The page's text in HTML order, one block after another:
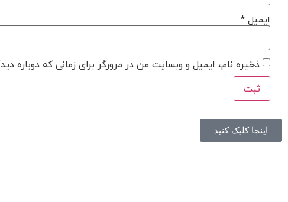
ایمیل*
ذخیره نام، ایمیل و وبسایت من در مرورگر برای زمانی که دوباره
اینجا کلیک کنید